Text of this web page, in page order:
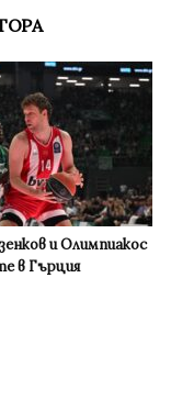
и Олимпиакос
в Гърция